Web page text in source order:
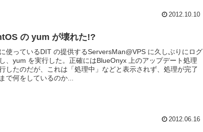
2012.10.10
の yum が壊れた!?
使っているDIT の提供するServersMan@VPS に久しぶりにログ
、yum を実行した。正確にはBlueOnyx 上のアップデート処理
したのだが、これは「処理中」などと表示されず、処理が完了
で何をしているのか...
2012.06.16